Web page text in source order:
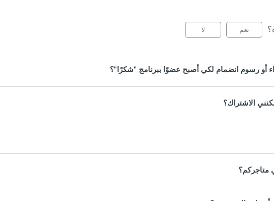
نعم لا
أو رسوم انضمام لكي أصبح عضوًا ببرنامج "شكرًا"؟
الاشتراك؟
متاجركم؟